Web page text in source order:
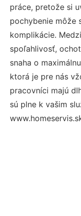
práce, pretože si
pochybenie môže
komplikácie.
spoľahlivosť,
snaha o
ktorá je pre nás
pracovníci majú
sú plne k vašim